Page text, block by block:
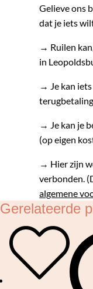
Gelieve ons
dat je iets
→ Ruilen
in
→ Je kan iets
→ Je kan je
(op eigen
→ Hier zijn
verbonden.
algemene
Gerelateerde